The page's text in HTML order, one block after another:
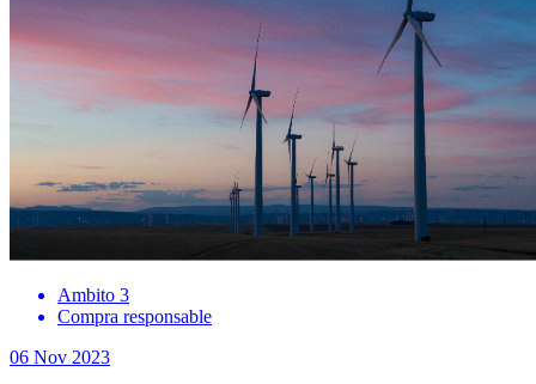
Ambito 3
Compra responsable
06 Nov 2023